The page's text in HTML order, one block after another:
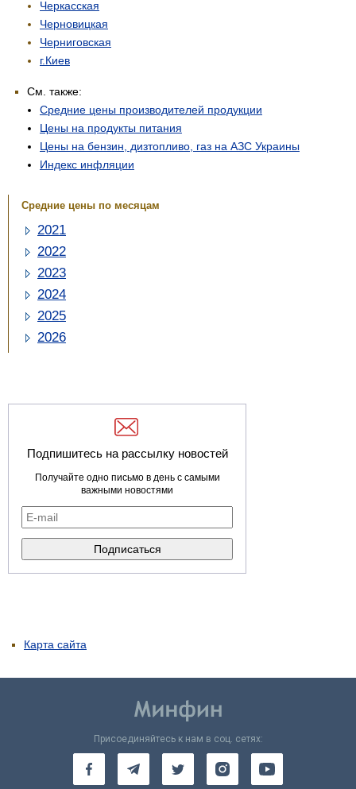
Черкасская
Черновицкая
Черниговская
г.Киев
См. также:
Средние цены производителей продукции
Цены на продукты питания
Цены на бензин, дизтопливо, газ на АЗС Украины
Индекс инфляции
Средние цены по месяцам
2021
2022
2023
2024
2025
2026
Подпишитесь на рассылку новостей
Получайте одно письмо в день с самыми
важными новостями
Карта сайта
Присоединяйтесь к нам в соц. сетях: